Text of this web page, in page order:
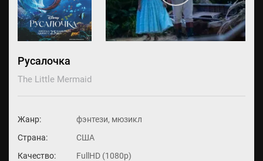
Русалочка
The Little Mermaid
Жанр:
фэнтези, мюзикл
Страна:
США
Качество:
FullHD (1080p)